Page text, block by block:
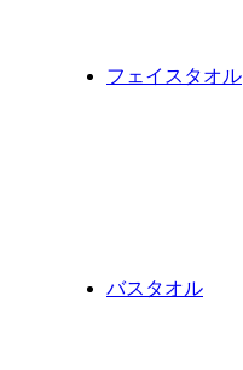
フェイスタオル
バスタオル